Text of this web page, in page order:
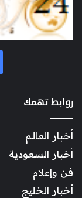
روابط تهمك
أخبار العالم
أخبار السعودية
فن وإعلام
أخبار الخليج